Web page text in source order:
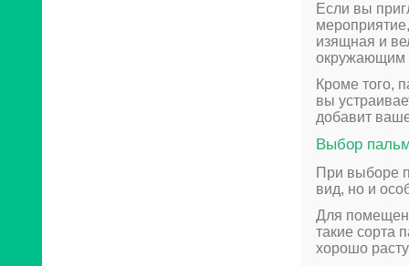
Если вы
изящная и
окружающим
Кроме того,
вы
добавит
Выбор
При выборе
вид, но и
Для
такие сорта
хорошо